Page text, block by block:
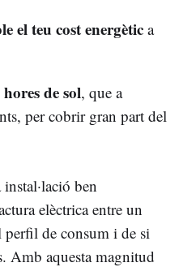
el teu cost energètic a
de sol, que a
per cobrir gran part del
ben
elèctrica entre un
de consum i de si
Amb aquesta magnitud